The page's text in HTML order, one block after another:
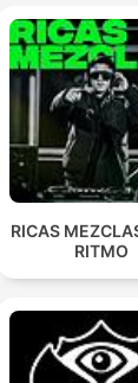
RICAS
RITMO